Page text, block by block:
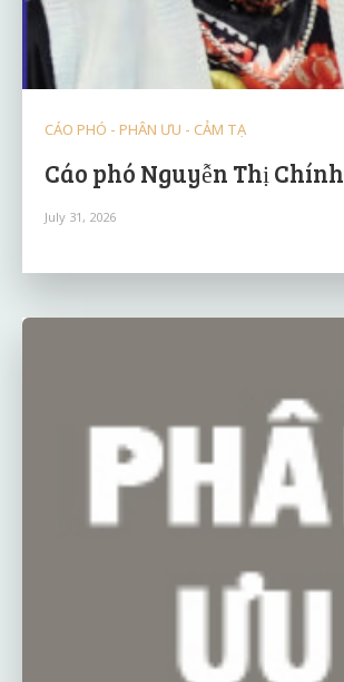
CÁO PHÓ - PHÂN ƯU - CẢM TẠ
Cáo phó Nguyễn Thị Chính
July 31, 2026